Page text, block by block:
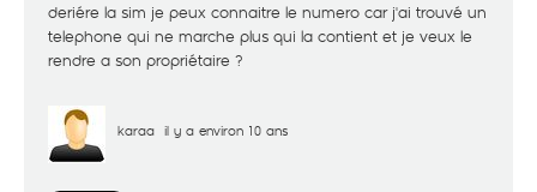
deriére la sim je peux connaitre le numero car j'ai trouvé un
telephone qui ne marche plus qui la contient et je veux le
rendre a son propriétaire ?
karaa il y a environ 10 ans